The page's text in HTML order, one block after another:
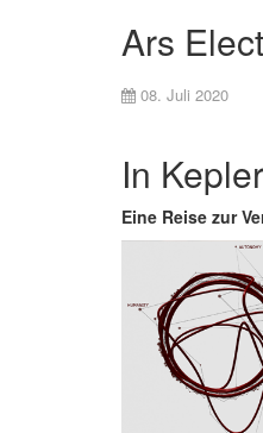
Ars
08. Juli 2020
In
Eine Reise zur